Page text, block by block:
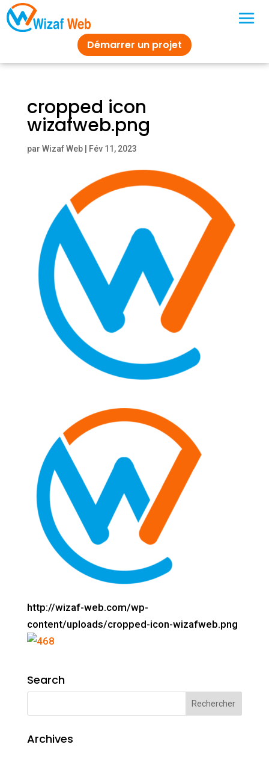
Démarrer un projet
cropped icon
wizafweb.png
par Wizaf Web| Fév 11, 2023
http://wizaf-web.com/wp-
content/uploads/cropped-icon-wizafweb.png
Search
Archives